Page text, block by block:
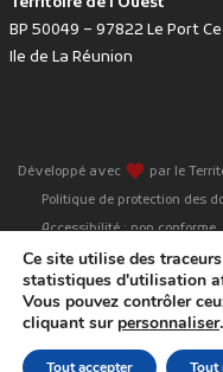
BP 50049 – 97822 Le Port
Ile de La Réunion
Développé avec favorite par le
Politique de protection des
Accessibilité : non conforme
Ce site utilise des
statistiques d'utilisation
Vous pouvez contrôler
cliquant sur personnaliser.
Tout accepter Tout